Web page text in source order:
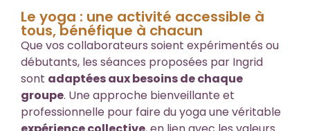
Le yoga : une activité accessible à
tous, bénéfique à chacun
Que vos collaborateurs soient expérimentés ou
débutants, les séances proposées par Ingrid
sont adaptées aux besoins de chaque
groupe. Une approche bienveillante et
professionnelle pour faire du yoga une véritable